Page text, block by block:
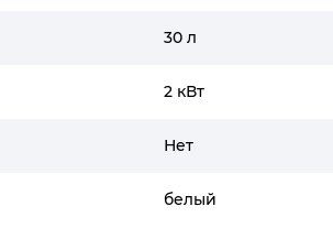
30 л
2 кВт
Нет
белый